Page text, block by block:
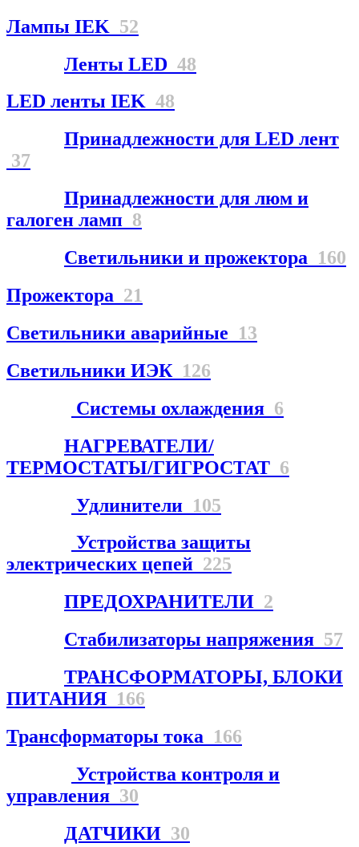
Лампы IEK 52
Ленты LED 48
LED ленты IEK 48
Принадлежности для LED лент
37
Принадлежности для люм и
галоген ламп 8
Светильники и прожектора 160
Прожектора 21
Светильники аварийные 13
Светильники ИЭК 126
Системы охлаждения 6
НАГРЕВАТЕЛИ/
ТЕРМОСТАТЫ/ГИГРОСТАТ 6
Удлинители 105
Устройства защиты
электрических цепей 225
ПРЕДОХРАНИТЕЛИ 2
Стабилизаторы напряжения 57
ТРАНСФОРМАТОРЫ, БЛОКИ
ПИТАНИЯ 166
Трансформаторы тока 166
Устройства контроля и
управления 30
ДАТЧИКИ 30